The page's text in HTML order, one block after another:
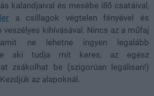
kalandjaival és mesébe illő csatáival,
a csillagok végtelen fényével és
veszélyes kihívásával. Nincs az a műfaj
ne lehetne ingyen legalább
aki tudja mit keres, az egész
zsákolhat be (szigorúan legálisan!)
az alapoknál.